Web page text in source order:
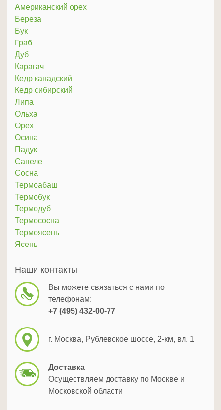
Американский орех
Береза
Бук
Граб
Дуб
Карагач
Кедр канадский
Кедр сибирский
Липа
Ольха
Орех
Осина
Падук
Сапеле
Сосна
Термоабаш
Термобук
Термодуб
Термососна
Термоясень
Ясень
Наши контакты
Вы можете связаться с нами по
телефонам:
+7 (495) 432-00-77
г. Москва, Рублевское шоссе, 2-км, вл. 1
Доставка
Осуществляем доставку по Москве и
Московской области